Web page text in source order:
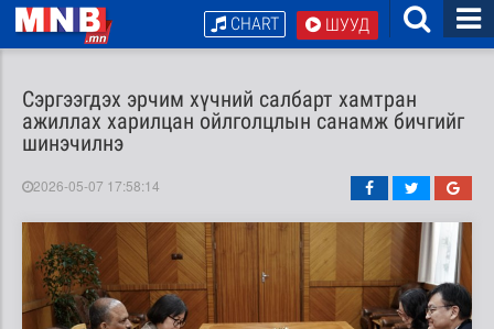
ШУУД
CHART
Сэргээгдэх эрчим хүчний салбарт хамтран
ажиллах харилцан ойлголцлын санамж бичгийг
шинэчилнэ
2026-05-07 17:58:14